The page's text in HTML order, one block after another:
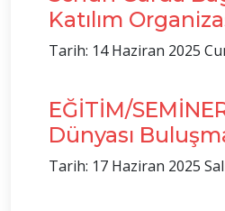
Katılım
Tarih: 14 Haziran 2025
EĞİTİM/
Dünyası
Tarih: 17 Haziran 2025